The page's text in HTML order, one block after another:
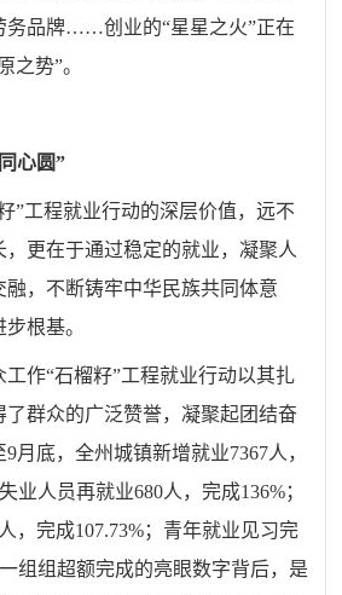
务品牌……创业的“星星之火”正在
之势”。
心圆”
”工程就业行动的深层价值，远不
，更在于通过稳定的就业，凝聚人
融，不断铸牢中华民族共同体意
根基。
作“石榴籽”工程就业行动以其扎
了群众的广泛赞誉，凝聚起团结奋
月底，全州城镇新增就业7367人，
业人员再就业680人，完成136%；
，完成107.73%；青年就业见习完
组组超额完成的亮眼数字背后，是